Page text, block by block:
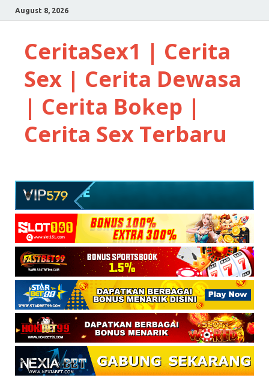
August 8, 2026
CeritaSex1 | Cerita
Sex | Cerita Dewasa
| Cerita Bokep |
Cerita Sex Terbaru